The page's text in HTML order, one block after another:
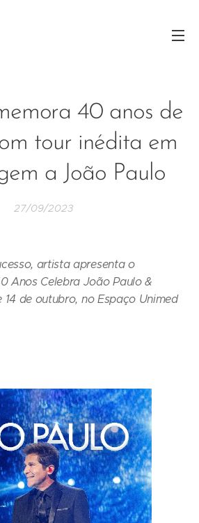
40 anos de
tour inédita em
a João Paulo
27/09/2023
artista apresenta o
Anos Celebra João Paulo &
14 de outubro, no Espaço Unimed